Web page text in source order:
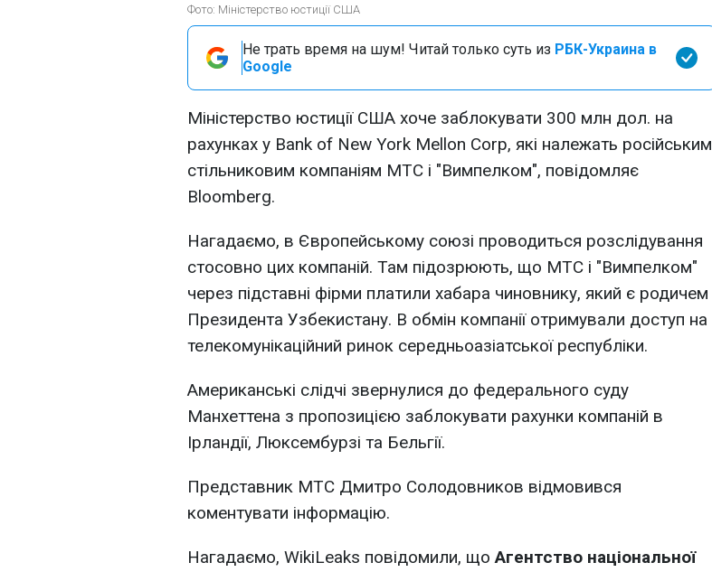
Фото: Міністерство юстиції США
Не трать время на шум! Читай только суть из РБК-Украина в
Google
Міністерство юстиції США хоче заблокувати 300 млн дол. на
рахунках у Bank of New York Mellon Corp, які належать російським
стільниковим компаніям МТС і "Вимпелком", повідомляє
Bloomberg.
Нагадаємо, в Європейському союзі проводиться розслідування
стосовно цих компаній. Там підозрюють, що МТС і "Вимпелком"
через підставні фірми платили хабара чиновнику, який є родичем
Президента Узбекистану. В обмін компанії отримували доступ на
телекомунікаційний ринок середньоазіатської республіки.
Американські слідчі звернулися до федерального суду
Манхеттена з пропозицією заблокувати рахунки компаній в
Ірландії, Люксембурзі та Бельгії.
Представник МТС Дмитро Солодовников відмовився
коментувати інформацію.
Нагадаємо, WikiLeaks повідомили, щоАгентство національної